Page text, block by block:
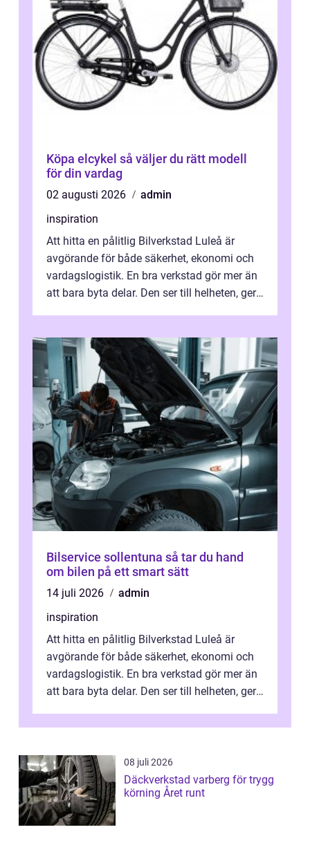
Köpa elcykel så väljer du rätt modell
för din vardag
02 augusti 2026
admin
inspiration
Att hitta en pålitlig Bilverkstad Luleå är
avgörande för både säkerhet, ekonomi och
vardagslogistik. En bra verkstad gör mer än
att bara byta delar. Den ser till helheten, ger
Bilservice sollentuna så tar du hand
om bilen på ett smart sätt
14 juli 2026
admin
inspiration
Att hitta en pålitlig Bilverkstad Luleå är
avgörande för både säkerhet, ekonomi och
vardagslogistik. En bra verkstad gör mer än
att bara byta delar. Den ser till helheten, ger
08 juli 2026
Däckverkstad varberg för trygg
körning Året runt